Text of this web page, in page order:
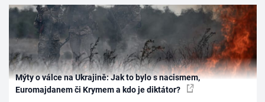
Mýty o válce na Ukrajině: Jak to bylo s nacismem,
Euromajdanem či Krymem a kdo je diktátor?